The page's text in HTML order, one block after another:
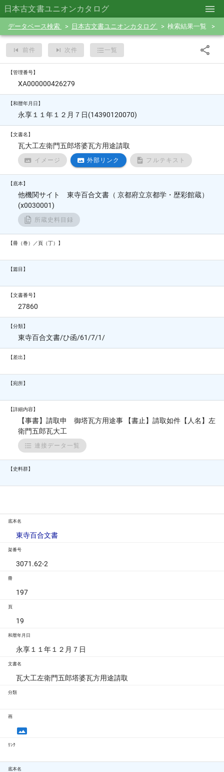
日本古文書ユニオンカタログ
データベース検索 日本古文書ユニオンカタログ 検索結果一覧
前件 次件 一覧
【管理番号】
XA000000426279
【和暦年月日】
永享１１年１２月７日(14390120070)
【文書名】
瓦大工左衛門五郎塔婆瓦方用途請取
イメージ 外部リンク フルテキスト
【底本】
他機関サイト 東寺百合文書（ 京都府立京都学・歴彩館蔵）
(x0030001)
所蔵史料目録
【冊（巻）／頁（丁）】
【篇目】
【文書番号】
27860
【分類】
東寺百合文書/ひ函/61/7/1/
【差出】
【宛所】
【詳細内容】
【事書】請取申 御塔瓦方用途事 【書止】請取如件【人名】左
衛門五郎瓦大工
連接データ一覧
【史料群】
底本名
東寺百合文書
架番号
3071.62-2
冊
197
頁
19
和暦年月日
永享１１年１２月７日
文書名
瓦大工左衛門五郎塔婆瓦方用途請取
分類
画
ﾘﾝｸ
底本名